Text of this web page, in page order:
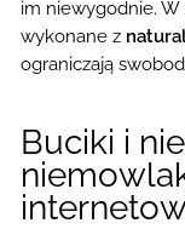
im niewygodnie. W
wykonane z
ograniczają
Buciki i